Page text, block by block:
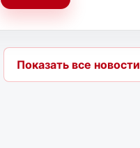
Показать все новости